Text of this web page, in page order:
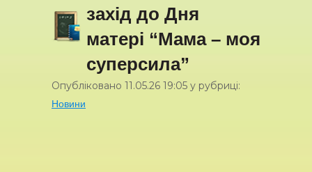
захід до Дня
матері “Мама – моя
суперсила”
Опубліковано 11.05.26 19:05 у рубриці:
Новини